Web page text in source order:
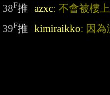
38F推 azxc: 不會被樓
39F推 kimiraikko: 因為